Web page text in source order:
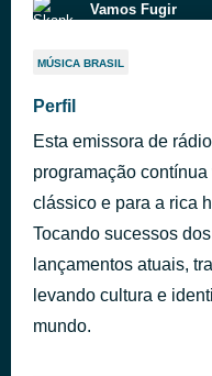
Vamos Fugir
Ela Roubou Meu
Bitter Sweet
The Verve
The Man Who
Nirvana
MÚSICA BRASIL
Perfil
Esta emissora de
programação
clássico e para a rica
Tocando sucessos
lançamentos atuais,
levando cultura e
mundo.